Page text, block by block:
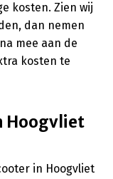
kosten. Zien wij
dan nemen
mee aan de
kosten te
Hoogvliet
in Hoogvliet